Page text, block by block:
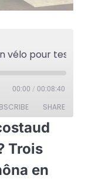
00:00 / 00:08:40
SHARE
Trois
en